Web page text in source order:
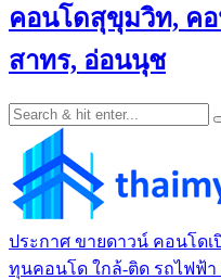
คอนโดสุขุมวิท, ค
สาทร, อ่อนนุช
ประกาศ ขายดาวน์ คอนโด
ทุนคอนโด ใกล้-ติด รถไฟฟ้า